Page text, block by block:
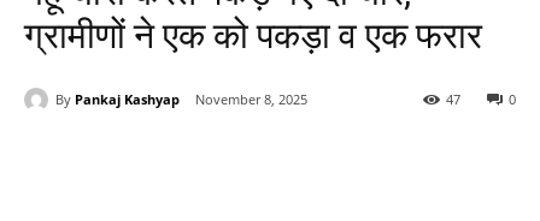
ग्रामीणों ने एक को पकड़ा व एक फरार
By Pankaj Kashyap November 8, 2025 0
47